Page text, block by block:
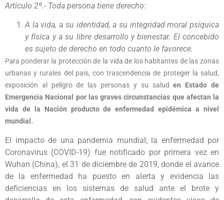
Artículo 2º.- Toda persona tiene derecho:
A la vida, a su identidad, a su integridad moral psíquica
y física y a su libre desarrollo y bienestar. El concebido
es sujeto de derecho en todo cuanto le favorece.
Para ponderar la protección de la vida de los habitantes de las zonas
urbanas y rurales del país, con trascendencia de proteger la salud,
exposición al peligro de las personas y su saluden Estado de
Emergencia Nacional por las graves circunstancias que afectan la
vida de la Nación producto de enfermedad epidémica a nivel
mundial.
El impacto de una pandemia mundial; la enfermedad por
Coronavirus (COVID-19) fue notificado por primera vez en
Wuhan (China), el 31 de diciembre de 2019, donde el avance
de la enfermedad ha puesto en alerta y evidencia las
deficiencias en los sistemas de salud ante el brote y